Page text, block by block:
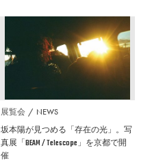
展覧会 NEWS
坂本陽が見つめる「存在の光」。写
真展「BEAM / Telescope」を京都で開
催